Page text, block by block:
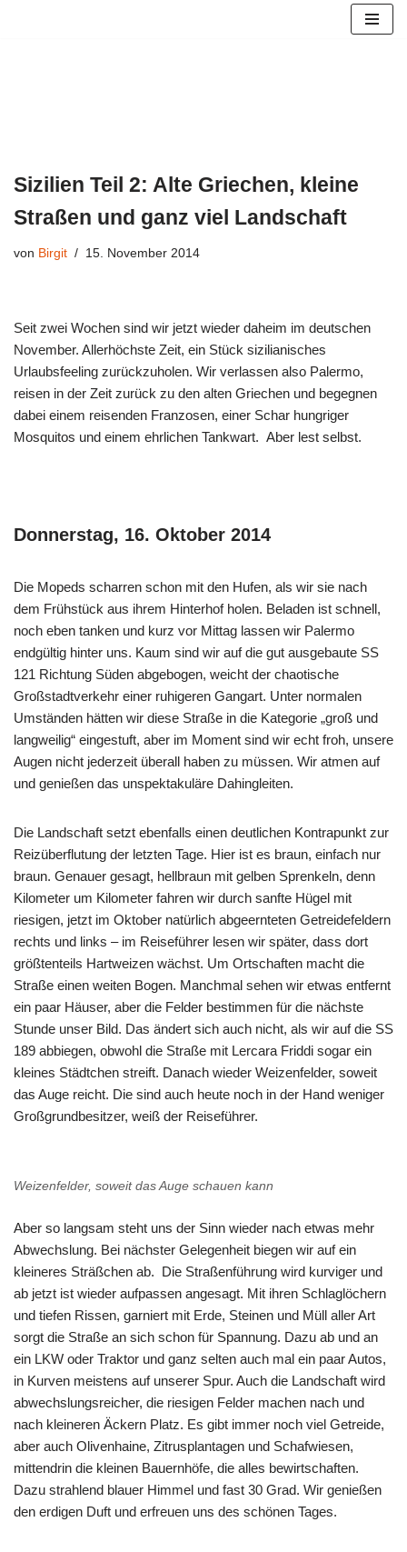
Sizilien Teil 2: Alte Griechen, kleine
Straßen und ganz viel Landschaft
von Birgit 15. November 2014
Seit zwei Wochen sind wir jetzt wieder daheim im deutschen
November. Allerhöchste Zeit, ein Stück sizilianisches
Urlaubsfeeling zurückzuholen. Wir verlassen also Palermo,
reisen in der Zeit zurück zu den alten Griechen und begegnen
dabei einem reisenden Franzosen, einer Schar hungriger
Mosquitos und einem ehrlichen Tankwart. Aber lest selbst.
Donnerstag, 16. Oktober 2014
Die Mopeds scharren schon mit den Hufen, als wir sie nach
dem Frühstück aus ihrem Hinterhof holen. Beladen ist schnell,
noch eben tanken und kurz vor Mittag lassen wir Palermo
endgültig hinter uns. Kaum sind wir auf die gut ausgebaute SS
121 Richtung Süden abgebogen, weicht der chaotische
Großstadtverkehr einer ruhigeren Gangart. Unter normalen
Umständen hätten wir diese Straße in die Kategorie „groß und
langweilig“ eingestuft, aber im Moment sind wir echt froh, unsere
Augen nicht jederzeit überall haben zu müssen. Wir atmen auf
und genießen das unspektakuläre Dahingleiten.
Die Landschaft setzt ebenfalls einen deutlichen Kontrapunkt zur
Reizüberflutung der letzten Tage. Hier ist es braun, einfach nur
braun. Genauer gesagt, hellbraun mit gelben Sprenkeln, denn
Kilometer um Kilometer fahren wir durch sanfte Hügel mit
riesigen, jetzt im Oktober natürlich abgeernteten Getreidefeldern
rechts und links – im Reiseführer lesen wir später, dass dort
größtenteils Hartweizen wächst. Um Ortschaften macht die
Straße einen weiten Bogen. Manchmal sehen wir etwas entfernt
ein paar Häuser, aber die Felder bestimmen für die nächste
Stunde unser Bild. Das ändert sich auch nicht, als wir auf die SS
189 abbiegen, obwohl die Straße mit Lercara Friddi sogar ein
kleines Städtchen streift. Danach wieder Weizenfelder, soweit
das Auge reicht. Die sind auch heute noch in der Hand weniger
Großgrundbesitzer, weiß der Reiseführer.
Weizenfelder, soweit das Auge schauen kann
Aber so langsam steht uns der Sinn wieder nach etwas mehr
Abwechslung. Bei nächster Gelegenheit biegen wir auf ein
kleineres Sträßchen ab. Die Straßenführung wird kurviger und
ab jetzt ist wieder aufpassen angesagt. Mit ihren Schlaglöchern
und tiefen Rissen, garniert mit Erde, Steinen und Müll aller Art
sorgt die Straße an sich schon für Spannung. Dazu ab und an
ein LKW oder Traktor und ganz selten auch mal ein paar Autos,
in Kurven meistens auf unserer Spur. Auch die Landschaft wird
abwechslungsreicher, die riesigen Felder machen nach und
nach kleineren Äckern Platz. Es gibt immer noch viel Getreide,
aber auch Olivenhaine, Zitrusplantagen und Schafwiesen,
mittendrin die kleinen Bauernhöfe, die alles bewirtschaften.
Dazu strahlend blauer Himmel und fast 30 Grad. Wir genießen
den erdigen Duft und erfreuen uns des schönen Tages.